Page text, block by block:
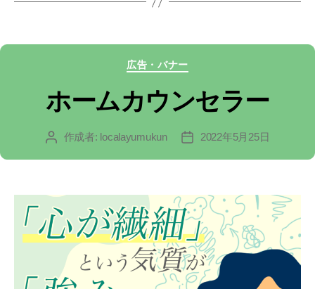
カ
テ
ゴ
リ
広告・バナー
ホームカウンセラー
投 作成者: localayumukun
投
2022年5月25日